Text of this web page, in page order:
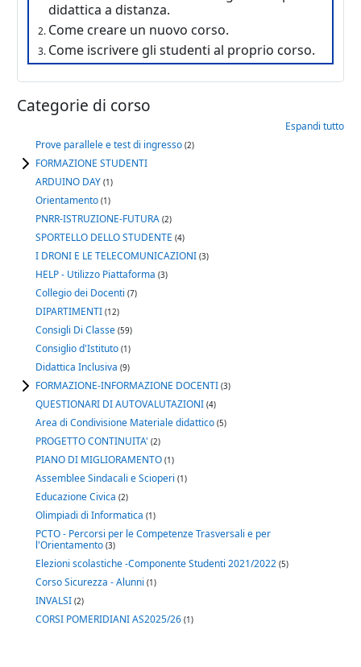
didattica a distanza.
Come creare un nuovo corso.
Come iscrivere gli studenti al proprio corso.
Categorie di corso
Espandi tutto
Prove parallele e test di ingresso (2)
FORMAZIONE STUDENTI
ARDUINO DAY (1)
Orientamento (1)
PNRR-ISTRUZIONE-FUTURA (2)
SPORTELLO DELLO STUDENTE (4)
I DRONI E LE TELECOMUNICAZIONI (3)
HELP - Utilizzo Piattaforma (3)
Collegio dei Docenti (7)
DIPARTIMENTI (12)
Consigli Di Classe (59)
Consiglio d'Istituto (1)
Didattica Inclusiva (9)
FORMAZIONE-INFORMAZIONE DOCENTI (3)
QUESTIONARI DI AUTOVALUTAZIONI (4)
Area di Condivisione Materiale didattico (5)
PROGETTO CONTINUITA' (2)
PIANO DI MIGLIORAMENTO (1)
Assemblee Sindacali e Scioperi (1)
Educazione Civica (2)
Olimpiadi di Informatica (1)
PCTO - Percorsi per le Competenze Trasversali e per
l'Orientamento (3)
Elezioni scolastiche -Componente Studenti 2021/2022 (5)
Corso Sicurezza - Alunni (1)
INVALSI (2)
CORSI POMERIDIANI AS2025/26 (1)